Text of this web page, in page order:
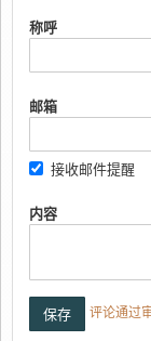
称呼
邮箱
接收邮件提醒
内容
评论通过